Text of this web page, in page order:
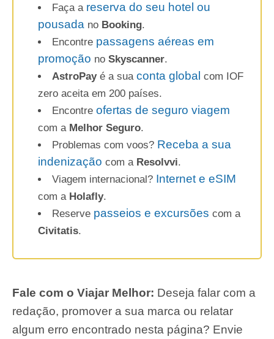
Faça a reserva do seu hotel ou
pousada no Booking.
Encontre passagens aéreas em
promoção no Skyscanner.
AstroPayé a sua conta global com IOF
zero aceita em 200 países.
Encontre ofertas de seguro viagem
com a Melhor Seguro.
Problemas com voos? Receba a sua
indenização com a Resolvvi.
Viagem internacional? Internet e eSIM
com a Holafly.
Reserve passeios e excursões com a
Civitatis.
Fale com o Viajar Melhor: Deseja falar com a
redação, promover a sua marca ou relatar
algum erro encontrado nesta página? Envie